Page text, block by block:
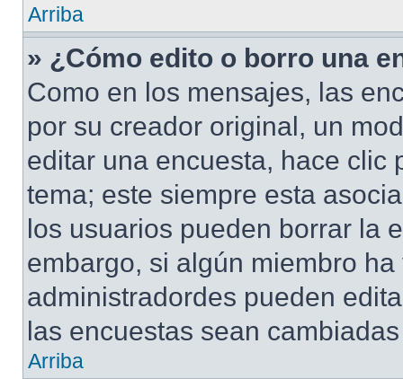
Arriba
» ¿Cómo edito o borro una
Como en los mensajes, las
por su creador original, un
editar una encuesta, hace clic
tema; este siempre esta
los usuarios pueden borrar la
embargo, si algún miembro
administradordes pueden
las encuestas sean
Arriba